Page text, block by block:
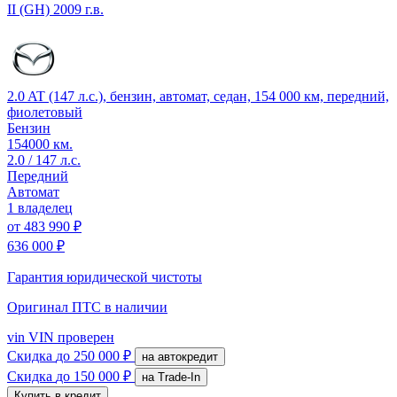
II (GH) 2009 г.в.
2.0 AT (147 л.с.), бензин, автомат, седан, 154 000 км, передний,
фиолетовый
Бензин
154000 км.
2.0 / 147 л.с.
Передний
Автомат
1 владелец
от 483 990 ₽
636 000 ₽
Гарантия юридической чистоты
Оригинал ПТС в наличии
vin VIN проверен
Скидка до 250 000 ₽ на автокредит
Скидка до 150 000 ₽
на Trade-In